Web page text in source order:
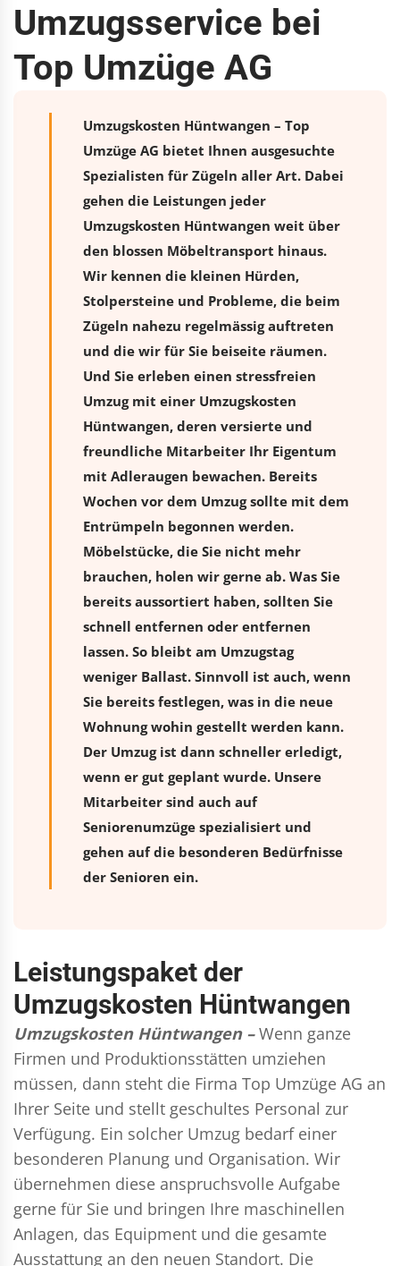
Umzugsservice bei
Top Umzüge AG
Umzugskosten Hüntwangen – Top
Umzüge AG bietet Ihnen ausgesuchte
Spezialisten für Zügeln aller Art. Dabei
gehen die Leistungen jeder
Umzugskosten Hüntwangen weit über
den blossen Möbeltransport hinaus.
Wir kennen die kleinen Hürden,
Stolpersteine und Probleme, die beim
Zügeln nahezu regelmässig auftreten
und die wir für Sie beiseite räumen.
Und Sie erleben einen stressfreien
Umzugmit einer Umzugskosten
Hüntwangen, deren versierte und
freundliche Mitarbeiter Ihr Eigentum
mit Adleraugen bewachen. Bereits
Wochen vor dem Umzug sollte mit dem
Entrümpeln begonnen werden.
Möbelstücke, die Sie nicht mehr
brauchen, holen wir gerne ab. Was Sie
bereits aussortiert haben, sollten Sie
schnell entfernen oder entfernen
lassen. So bleibt am Umzugstag
weniger Ballast. Sinnvoll ist auch, wenn
Sie bereits festlegen, was in die neue
Wohnung wohin gestellt werden kann.
Der Umzug ist dann schneller erledigt,
wenn er gut geplant wurde. Unsere
Mitarbeiter sind auch auf
Seniorenumzüge spezialisiert und
gehen auf die besonderen Bedürfnisse
der Senioren ein.
Leistungspaket der
Umzugskosten Hüntwangen
Umzugskosten Hüntwangen – Wenn ganze
Firmen und Produktionsstätten umziehen
müssen, dann steht die Firma Top Umzüge AG an
Ihrer Seite und stellt geschultes Personal zur
Verfügung. Ein solcher Umzug bedarf einer
besonderen Planung und Organisation. Wir
übernehmen diese anspruchsvolle Aufgabe
gerne für Sie und bringen Ihre maschinellen
Anlagen, das Equipment und die gesamte
Ausstattung an den neuen Standort. Die